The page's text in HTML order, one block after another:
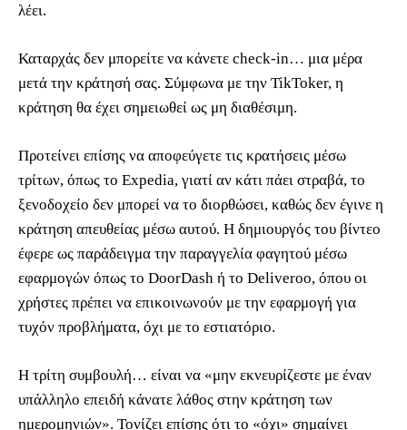
λέει.
Καταρχάς δεν μπορείτε να κάνετε check-in… μια μέρα
μετά την κράτησή σας. Σύμφωνα με την TikToker, η
κράτηση θα έχει σημειωθεί ως μη διαθέσιμη.
Προτείνει επίσης να αποφεύγετε τις κρατήσεις μέσω
τρίτων, όπως το Expedia, γιατί αν κάτι πάει στραβά, το
ξενοδοχείο δεν μπορεί να το διορθώσει, καθώς δεν έγινε η
κράτηση απευθείας μέσω αυτού. Η δημιουργός του βίντεο
έφερε ως παράδειγμα την παραγγελία φαγητού μέσω
εφαρμογών όπως το DoorDash ή το Deliveroo, όπου οι
χρήστες πρέπει να επικοινωνούν με την εφαρμογή για
τυχόν προβλήματα, όχι με το εστιατόριο.
Η τρίτη συμβουλή… είναι να «μην εκνευρίζεστε με έναν
υπάλληλο επειδή κάνατε λάθος στην κράτηση των
ημερομηνιών». Τονίζει επίσης ότι το «όχι» σημαίνει